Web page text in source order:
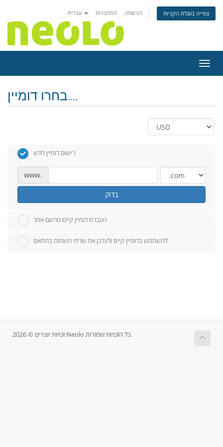
התחברות הרשמה צפייה בעגלת הקניות
בחרו דומיין....
רישום דומיין חדש
www.
בדוק
העברת דומיין קיים מרשם אחר
להשתמש בדומיין קיים ולעדכן את שרתי השמות בהתאם
זכויות יוצרים © 2026 Neolo כל הזכויות שמורות.